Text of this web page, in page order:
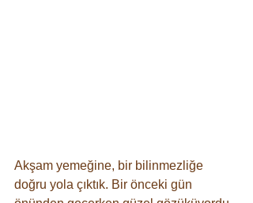
Akşam yemeğine, bir bilinmezliğe
doğru yola çıktık. Bir önceki gün